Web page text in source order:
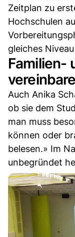
Zeitplan zu
Hochschulen
gleiches
Familien-
Auch Anika
ob sie dem
man muss
können oder
belesen.» Im
unbegründet